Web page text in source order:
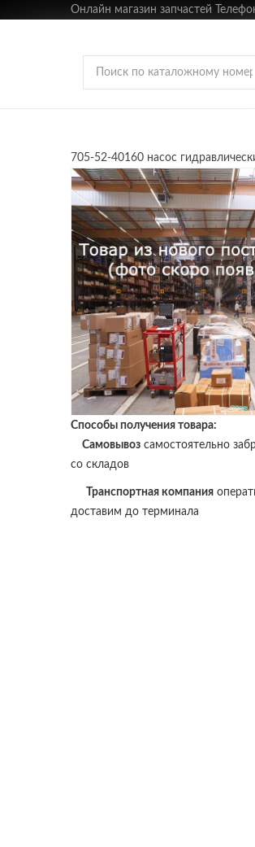
Онлайн магазин запчастей
705-52-40160 насос
Способы получения товара:
Самовывоз самостоятельно
со складов
Транспортная компания
доставим до терминала